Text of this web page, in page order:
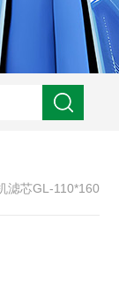
芯 RFA-630*10/
滤芯GL-110*160